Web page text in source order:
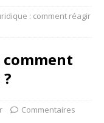
: comment réagir
Commentaires